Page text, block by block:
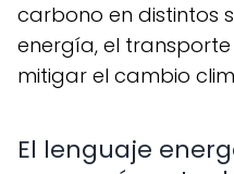
carbono en distintos
energía, el
mitigar el cambio
El lenguaje